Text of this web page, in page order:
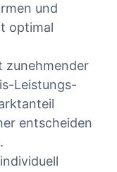
und
optimal
zunehmender
Leistungs-
entscheiden